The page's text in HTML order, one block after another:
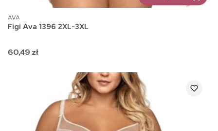
PRODUCENT
AVA
Figi Ava 1396 2XL-3XL
Cena
60,49 zł